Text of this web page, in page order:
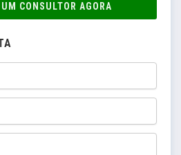
UM CONSULTOR AGORA